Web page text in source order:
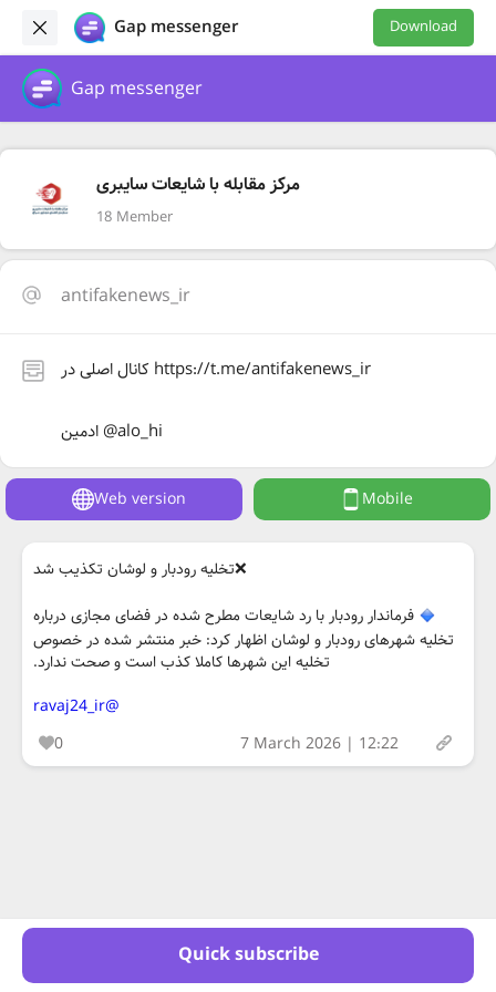
Gap messenger Download
Gap messenger
مرکز مقابله با شایعات سایبری
18 Member
antifakenews_ir
کانال اصلی در https://t.me/antifakenews_ir
ادمین @alo_hi
Quick subscribe
Web version Mobile
❌️تخلیه رودبار و لوشان تکذیب شد
فرماندار رودبار با رد شایعات مطرح شده در فضای مجازی درباره
تخلیه شهرهای رودبار و لوشان اظهار کرد: خبر منتشر شده در خصوص
تخلیه این شهرها کاملا کذب است و صحت ندارد.
@ravaj24_ir
0
7 March 2026 | 12:22